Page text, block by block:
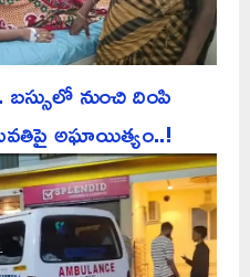
నుంచి దింపి
అఘాయిత్యం..!